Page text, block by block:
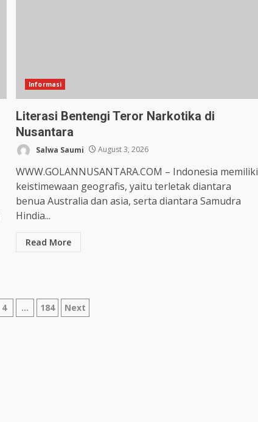
Informasi
Literasi Bentengi Teror Narkotika di
Nusantara
Salwa Saumi August 3, 2026
WWW.GOLANNUSANTARA.COM – Indonesia memiliki
keistimewaan geografis, yaitu terletak diantara
benua Australia dan asia, serta diantara Samudra
Hindia...
Read More
4 … 184 Next